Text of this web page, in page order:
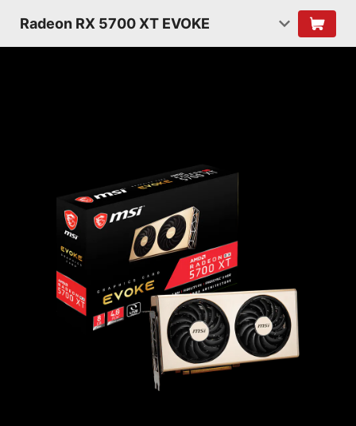
Radeon RX 5700 XT EVOKE